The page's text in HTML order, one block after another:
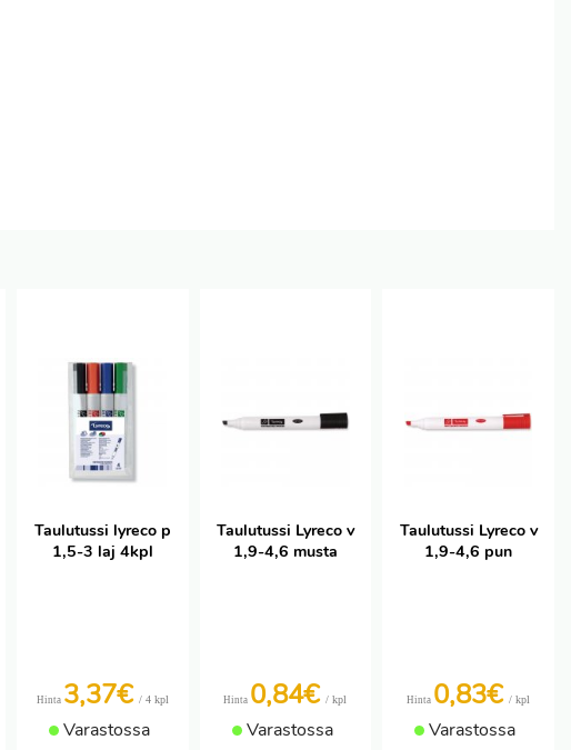
Taulutussi lyreco p
1,5-3 laj 4kpl
Hinta 3,37€ / 4 kpl
Varastossa
Taulutussi Lyreco v
1,9-4,6 musta
Hinta 0,84€/ kpl
Varastossa
Taulutussi Lyreco v
1,9-4,6 pun
Hinta 0,83€/ kpl
Varastossa